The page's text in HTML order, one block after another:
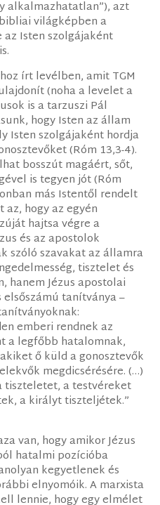
alkalmazhatatlan”), azt
világképben a
Isten szolgájaként
írt levélben, amit TGM
(noha a levelet a
is a tarzuszi Pál
hogy Isten az állam
Isten szolgájaként hordja
(Róm 13,3-4).
bosszút magáért, sőt,
is tegyen jót (Róm
más Istentől rendelt
hogy az egyén
hajtsa végre a
és az apostolok
szóló szavakat az államra
tisztelet és
hanem Jézus apostolai
elsőszámú tanítványa –
emberi rendnek az
a legfőbb hatalomnak,
ő küld a gonosztevők
megdicsérésére. (…)
tiszteletet, a testvéreket
a királyt tiszteljétek.”
van, hogy amikor Jézus
hatalmi pozícióba
kegyetlenek és
elnyomóik. A marxista
lennie, hogy egy elmélet